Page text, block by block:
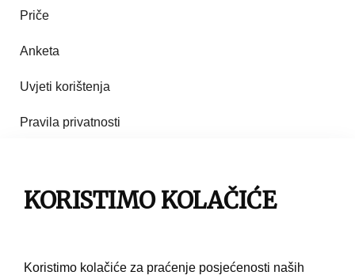
Priče
Anketa
Uvjeti korištenja
Pravila privatnosti
Pravila korištenja
KORISTIMO KOLAČIĆE
Koristimo kolačiće za praćenje posjećenosti naših